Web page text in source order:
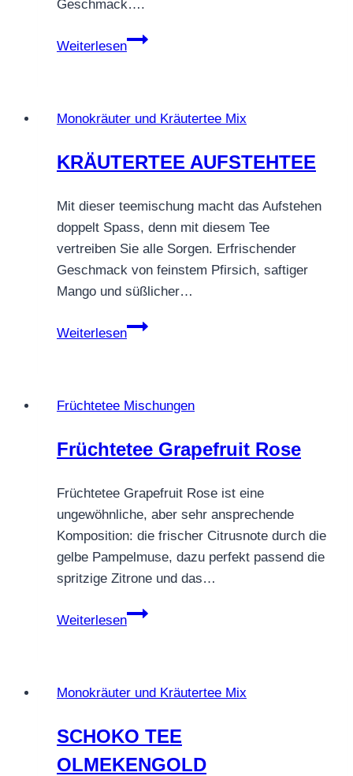
Geschmack….
Weiterlesen
KRÄUTERTEE
Monokräuter und Kräutertee Mix
KRÄUTERTEE AUFSTEHTEE
Mit dieser teemischung macht das Aufstehen
doppelt Spass, denn mit diesem Tee
vertreiben Sie alle Sorgen. Erfrischender
Geschmack von feinstem Pfirsich, saftiger
Mango und süßlicher…
Weiterlesen
KRÄUTERTEE
Früchtetee Mischungen
Früchtetee Grapefruit Rose
Früchtetee Grapefruit Rose ist eine
ungewöhnliche, aber sehr ansprechende
Komposition: die frischer Citrusnote durch die
gelbe Pampelmuse, dazu perfekt passend die
spritzige Zitrone und das…
Weiterlesen
Früchtetee
Monokräuter und Kräutertee Mix
SCHOKO TEE
OLMEKENGOLD